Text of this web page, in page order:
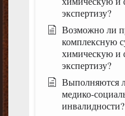
экспертизу?
Возможно ли
комплексную
химическую и
экспертизу?
Выполняются
медико-